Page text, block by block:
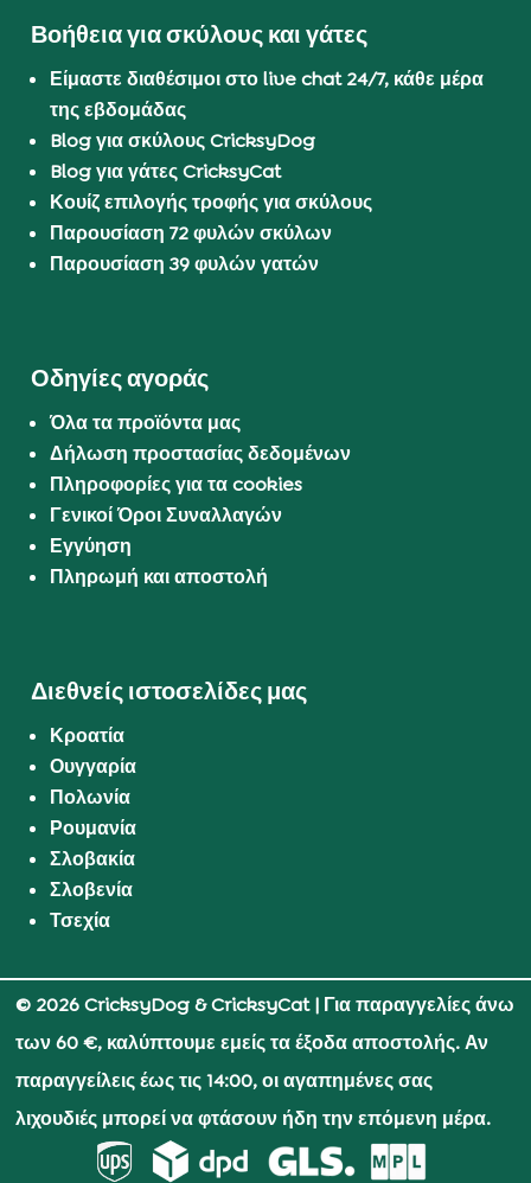
Βοήθεια για σκύλους και γάτες
Είμαστε διαθέσιμοι στο live chat 24/7, κάθε μέρα
της εβδομάδας
Blog για σκύλους CricksyDog
Blog για γάτες CricksyCat
Κουίζ επιλογής τροφής για σκύλους
Παρουσίαση 72 φυλών σκύλων
Παρουσίαση 39 φυλών γατών
Οδηγίες αγοράς
Όλα τα προϊόντα μας
Δήλωση προστασίας δεδομένων
Πληροφορίες για τα cookies
Γενικοί Όροι Συναλλαγών
Εγγύηση
Πληρωμή και αποστολή
Διεθνείς ιστοσελίδες μας
Κροατία
Ουγγαρία
Πολωνία
Ρουμανία
Σλοβακία
Σλοβενία
Τσεχία
© 2026 CricksyDog & CricksyCat| Για παραγγελίες άνω
των 60 €, καλύπτουμε εμείς τα έξοδα αποστολής. Αν
παραγγείλεις έως τις 14:00, οι αγαπημένες σας
λιχουδιές μπορεί να φτάσουν ήδη την επόμενη μέρα.